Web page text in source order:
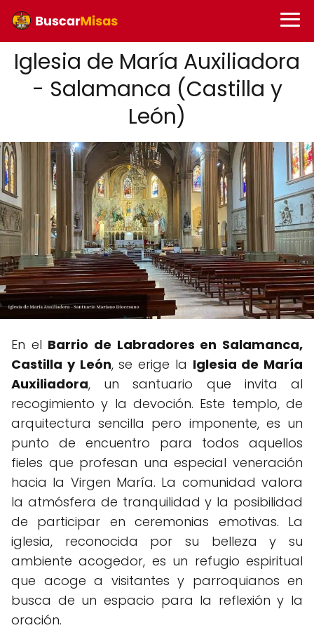
Iglesia de María Auxiliadora
- Salamanca (Castilla y
León)
En el Barrio de Labradores en Salamanca,
Castilla y León, se erige la Iglesia de María
Auxiliadora, un santuario que invita al
recogimiento y la devoción. Este templo, de
arquitectura sencilla pero imponente, es un
punto de encuentro para todos aquellos
fieles que profesan una especial veneración
hacia la Virgen María. La comunidad valora
la atmósfera de tranquilidad y la posibilidad
de participar en ceremonias emotivas. La
iglesia, reconocida por su belleza y su
ambiente acogedor, es un refugio espiritual
que acoge a visitantes y parroquianos en
busca de un espacio para la reflexión y la
oración.